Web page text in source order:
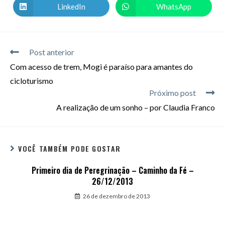
LinkedIn WhatsApp
Post anterior
Com acesso de trem, Mogi é paraíso para amantes do
cicloturismo
Próximo post
A realização de um sonho – por Claudia Franco
VOCÊ TAMBÉM PODE GOSTAR
Primeiro dia de Peregrinação – Caminho da Fé –
26/12/2013
26 de dezembro de 2013